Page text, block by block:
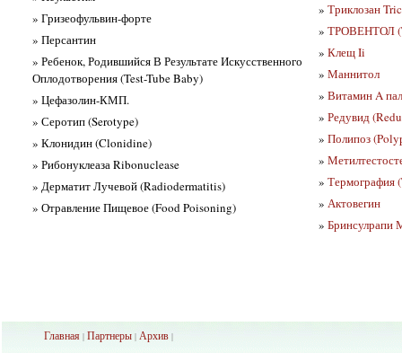
» Гризеофульвин-форте
» Персантин
» Ребенок, Родившийся В Результате Искусственного
Оплодотворения (Test-Tube Baby)
» Цефазолин-КМП.
» Серотип (Serotype)
» Клонидин (Clonidine)
» Рибонуклеаза Ribonuclease
» Дерматит Лучевой (Radiodermatitis)
» Отравление Пищевое (Food Poisoning)
» Триклозан
» ТРОВЕНТОЛ
» Клещ Ii
» Маннитол
» Витамин A
» Редувид
» Полипоз
»
» Термография
» Актовегин
» Бринсулрапи
Главная | Партнеры | Архив |